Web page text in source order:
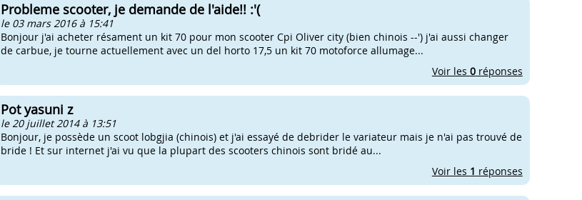
Probleme scooter, je demande de l'aide!! :'(
le 03 mars 2016 à 15:41
Bonjour j'ai acheter résament un kit 70 pour mon scooter Cpi Oliver city (bien chinois --') j'ai aussi changer
de carbue, je tourne actuellement avec un del horto 17,5 un kit 70 motoforce allumage...
Voir les 0réponses
Pot yasuni z
le 20 juillet 2014 à 13:51
Bonjour, je possède un scoot lobgjia (chinois) et j'ai essayé de debrider le variateur mais je n'ai pas trouvé de
bride ! Et sur internet j'ai vu que la plupart des scooters chinois sont bridé au...
Voir les 1 réponses